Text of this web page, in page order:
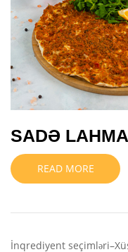
SADƏ
READ MORE
İnqrediyent